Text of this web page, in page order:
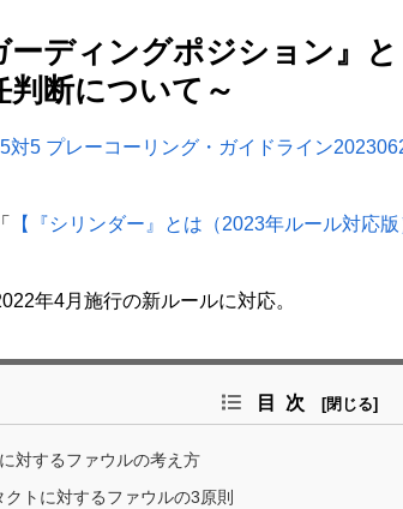
ーディングポジション』
判断について～
5対5 プレーコーリング・ガイドライン
【『シリンダー』とは（2023年ルール対応
年4月施行の新ルールに対応。
目次
対するファウルの考え方
クトに対するファウルの3原則